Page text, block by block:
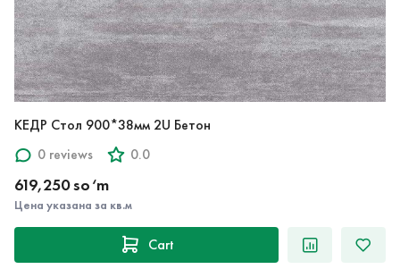
КЕДР Стол 900*38мм 2U Бетон
0 reviews
0.0
619,250 so‘m
Цена указана за кв.м
Cart